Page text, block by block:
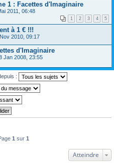
1 : Facettes d'Imaginaire
2011, 06:48
1 2 3 4 5
à 1 € !!!
2010, 09:17
d'Imaginaire
Jan 2008, 23:55
:
1 sur 1
Atteindre